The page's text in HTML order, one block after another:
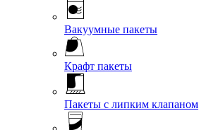
Вакуумные пакеты
Крафт пакеты
Пакеты с липким клапаном